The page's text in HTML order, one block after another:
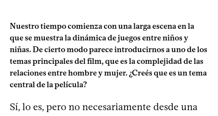
Nuestro tiempo comienza con una larga escena en la
que se muestra la dinámica de juegos entre niños y
niñas. De cierto modo parece introducirnos a uno de los
temas principales del film, que es la complejidad de las
relaciones entre hombre y mujer. ¿Creés que es un tema
central de la película?
Sí, lo es, pero no necesariamente desde una